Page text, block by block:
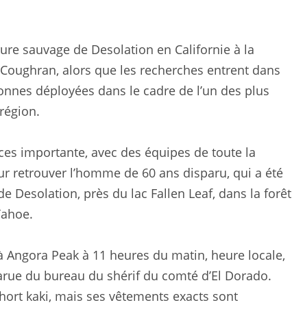
sauvage de Desolation en Californie à la
alors que les recherches entrent dans
déployées dans le cadre de l’un des plus
importante, avec des équipes de toute la
retrouver l’homme de 60 ans disparu, qui a été
Desolation, près du lac Fallen Leaf, dans la forêt
Peak à 11 heures du matin, heure locale,
du bureau du shérif du comté d’El Dorado.
kaki, mais ses vêtements exacts sont